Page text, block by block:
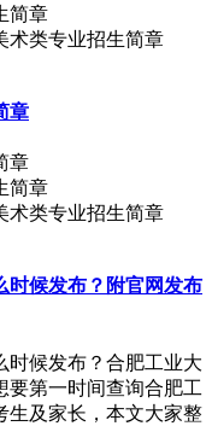
术类专业招生简章
章
章
术类专业招生简章
时候发布？附官网发布
时候发布？合肥工业大
要第一时间查询合肥工
生及家长，本文大家整